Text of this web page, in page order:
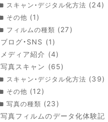
スキャン・デジタル化方法 (24)
その他 (1)
フィルムの種類 (27)
ブログ・SNS (1)
メディア紹介 (4)
写真スキャン (65)
スキャン・デジタル化方法 (39)
その他 (12)
写真の種類 (23)
写真フィルムのデータ化体験記